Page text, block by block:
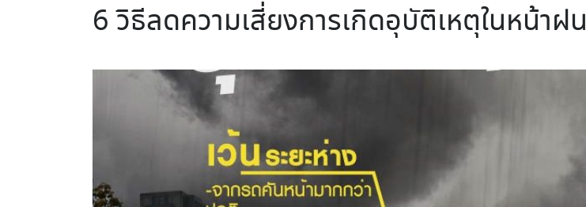
6 วิธีลดความเสี่ยงการเกิดอุบัติเหตุในหน้าฝน